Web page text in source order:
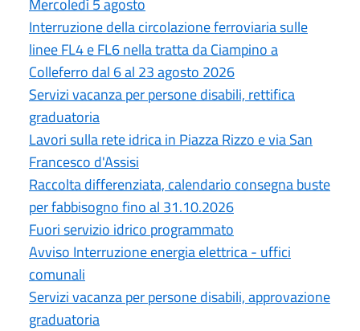
Mercoledì 5 agosto
Interruzione della circolazione ferroviaria sulle
linee FL4 e FL6 nella tratta da Ciampino a
Colleferro dal 6 al 23 agosto 2026
Servizi vacanza per persone disabili, rettifica
graduatoria
Lavori sulla rete idrica in Piazza Rizzo e via San
Francesco d'Assisi
Raccolta differenziata, calendario consegna buste
per fabbisogno fino al 31.10.2026
Fuori servizio idrico programmato
Avviso Interruzione energia elettrica - uffici
comunali
Servizi vacanza per persone disabili, approvazione
graduatoria